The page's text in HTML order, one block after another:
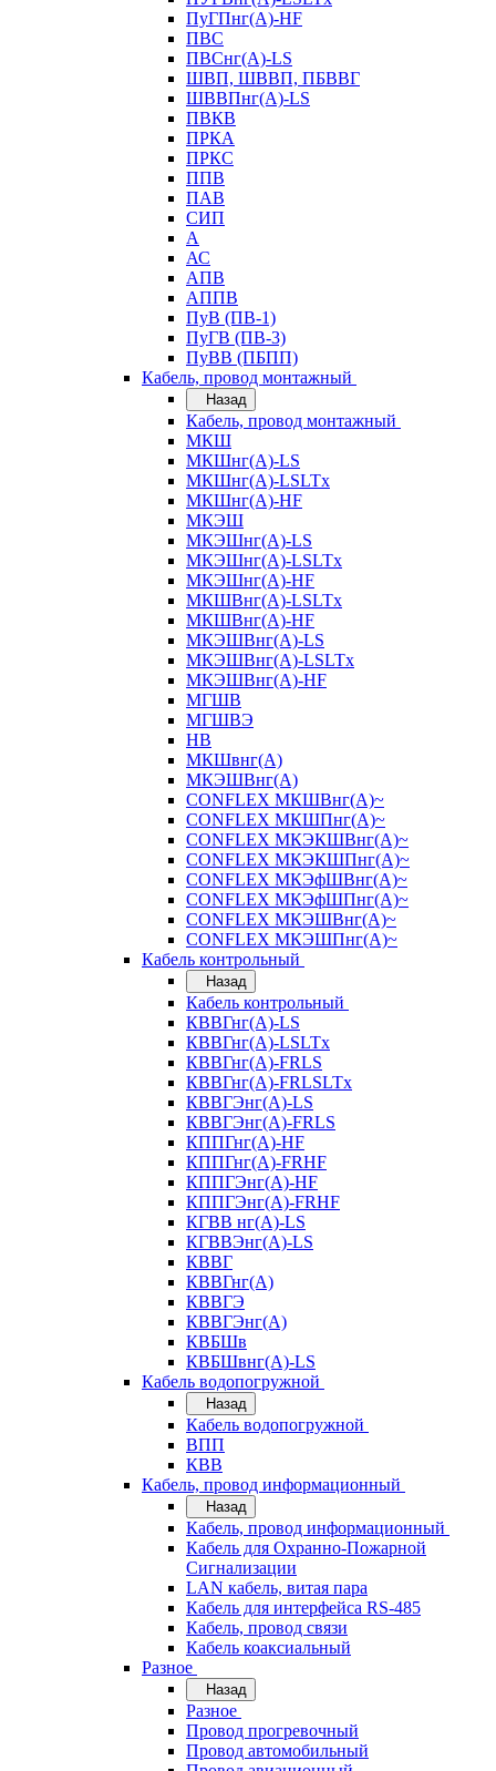
ПуГПнг(А)-HF
ПВС
ПВСнг(А)-LS
ШВП, ШВВП, ПБВВГ
ШВВПнг(А)-LS
ПВКВ
ПРКА
ПРКС
ППВ
ПАВ
СИП
А
АС
АПВ
АППВ
ПуВ (ПВ-1)
ПуГВ (ПВ-3)
ПуВВ (ПБПП)
Кабель, провод монтажный
Назад
Кабель, провод монтажный
МКШ
МКШнг(А)-LS
МКШнг(А)-LSLTx
МКШнг(А)-HF
МКЭШ
МКЭШнг(А)-LS
МКЭШнг(А)-LSLTx
МКЭШнг(А)-HF
МКШВнг(A)-LSLTx
МКШВнг(А)-HF
МКЭШВнг(А)-LS
МКЭШВнг(A)-LSLTx
МКЭШВнг(А)-HF
МГШВ
МГШВЭ
НВ
МКШвнг(А)
МКЭШВнг(А)
CONFLEX МКШВнг(А)~
CONFLEX МКШПнг(А)~
CONFLEX МКЭКШВнг(А)~
CONFLEX МКЭКШПнг(А)~
CONFLEX МКЭфШВнг(А)~
CONFLEX МКЭфШПнг(А)~
CONFLEX МКЭШВнг(А)~
CONFLEX МКЭШПнг(А)~
Кабель контрольный
Назад
Кабель контрольный
КВВГнг(А)-LS
КВВГнг(А)-LSLTx
КВВГнг(А)-FRLS
КВВГнг(А)-FRLSLTx
КВВГЭнг(А)-LS
КВВГЭнг(А)-FRLS
КППГнг(А)-HF
КППГнг(А)-FRHF
КППГЭнг(А)-HF
КППГЭнг(А)-FRHF
КГВВ нг(А)-LS
КГВВЭнг(А)-LS
КВВГ
КВВГнг(А)
КВВГЭ
КВВГЭнг(А)
КВБШв
КВБШвнг(А)-LS
Кабель водопогружной
Назад
Кабель водопогружной
ВПП
КВВ
Кабель, провод информационный
Назад
Кабель, провод информационный
Кабель для Охранно-Пожарной
Сигнализации
LAN кабель, витая пара
Кабель для интерфейса RS-485
Кабель, провод связи
Кабель коаксиальный
Разное
Назад
Разное
Провод прогревочный
Провод автомобильный